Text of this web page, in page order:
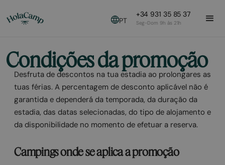
PT
+34 931 35 85 37
Seg-Dom 9h às 21h
Condições da promoção
Desfruta de descontos na tua estadia ao prolongares as
tuas férias. A percentagem de desconto aplicável não é
garantida e dependerá da temporada, da duração da
estadia, das datas selecionadas, do tipo de alojamento e
da disponibilidade no momento de efetuar a reserva.
Campings onde se aplica a promoção